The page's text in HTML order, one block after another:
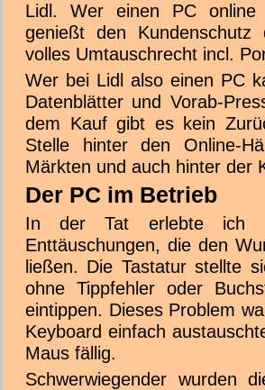
Lidl. Wer einen PC online
genießt den Kundenschutz
volles Umtauschrecht incl.
Wer bei Lidl also einen PC
Datenblätter und Vorab-
dem Kauf gibt es kein
Stelle hinter den Online-
Märkten und auch hinter der
Der PC im Betrieb
In der Tat erlebte ich
Enttäuschungen, die den
ließen. Die Tastatur stellte
ohne Tippfehler oder
eintippen. Dieses Problem
Keyboard einfach
Maus fällig.
Schwerwiegender wurden